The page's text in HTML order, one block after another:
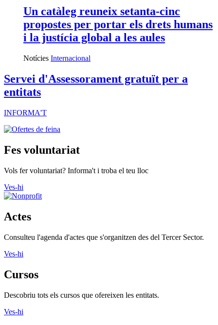
Un catàleg reuneix setanta-cinc
propostes per portar els drets humans
i la justícia global a les aules
Notícies Internacional
Servei d'Assessorament gratuït per a
entitats
INFORMA'T
Fes voluntariat
Vols fer voluntariat? Informa't i troba el teu lloc
Ves-hi
Actes
Consulteu l'agenda d'actes que s'organitzen des del Tercer Sector.
Ves-hi
Cursos
Descobriu tots els cursos que ofereixen les entitats.
Ves-hi